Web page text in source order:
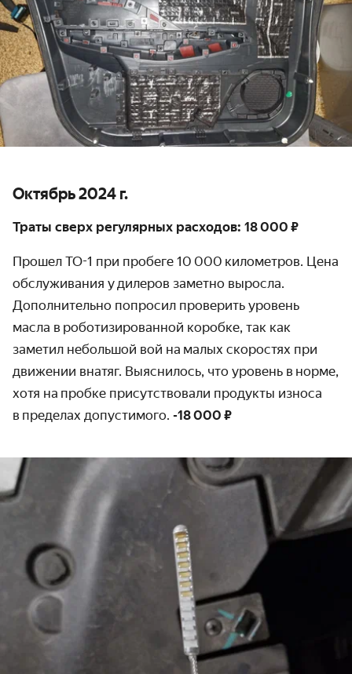
Октябрь 2024 г.
Траты сверх регулярных расходов: 18 000 ₽
Прошел ТО-1 при пробеге 10 000 километров. Цена
обслуживания у дилеров заметно выросла.
Дополнительно попросил проверить уровень
масла в роботизированной коробке, так как
заметил небольшой вой на малых скоростях при
движении внатяг. Выяснилось, что уровень в норме,
хотя на пробке присутствовали продукты износа
в пределах допустимого. -18 000 ₽